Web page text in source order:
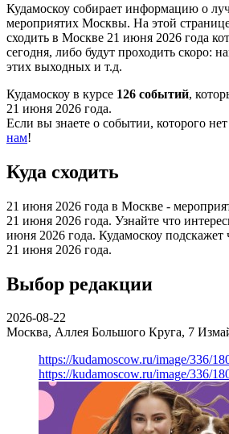
Кудамоскоу собирает информацию о
мероприятих Москвы. На этой
сходить в Москве 21 июня 2026 года
сегодня, либо будут проходить скоро:
этих выходных и т.д.
Кудамоскоу в курсе 126 событий,
21 июня 2026 года.
Если вы знаете о событии, которого нет
нам!
Куда сходить
21 июня 2026 года в Москве -
21 июня 2026 года. Узнайте что
июня 2026 года. Кудамоскоу подскажет
21 июня 2026 года.
Выбор редакции
2026-08-22
Москва, Аллея Большого Круга, 7
https://kudamoscow.ru/image/336/
https://kudamoscow.ru/image/336/